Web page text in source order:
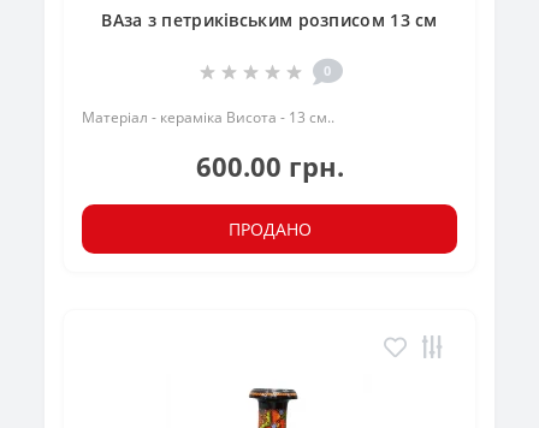
ВАза з петриківським розписом 13 см
0
Матеріал - кераміка Висота - 13 см..
600.00 грн.
ПРОДАНО